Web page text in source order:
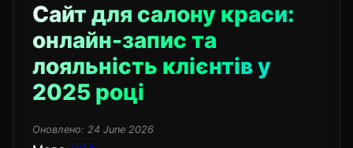
Сайт для салону краси:
онлайн-запис та
лояльність клієнтів у
2025 році
Оновлено: 24 June 2026